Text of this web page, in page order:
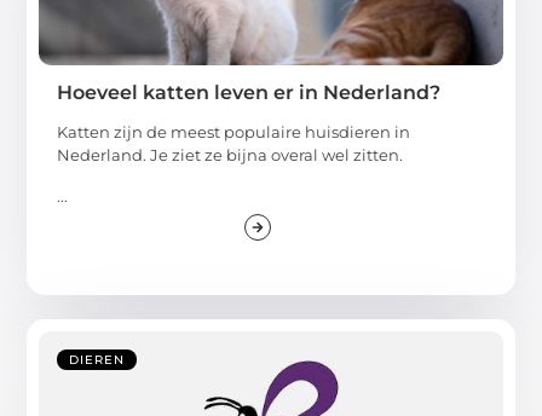
Hoeveel katten leven er in Nederland?
Katten zijn de meest populaire huisdieren in
Nederland. Je ziet ze bijna overal wel zitten.
...
DIEREN